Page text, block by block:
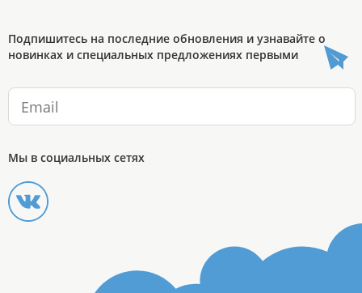
Подпишитесь на последние обновления и узнавайте о
новинках и специальных предложениях первыми
Мы в социальных сетях